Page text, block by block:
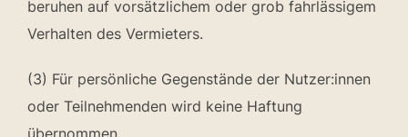
beruhen auf vorsätzlichem oder grob fahrlässigem
Verhalten des Vermieters.
(3) Für persönliche Gegenstände der Nutzer:innen
oder Teilnehmenden wird keine Haftung
übernommen.